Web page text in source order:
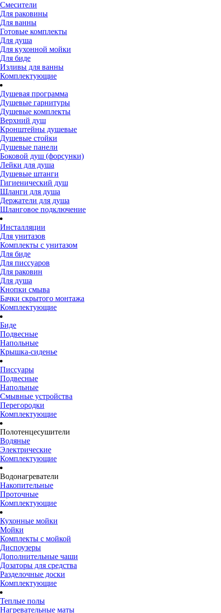
Смесители
Для раковины
Для ванны
Готовые комплекты
Для душа
Для кухонной мойки
Для биде
Изливы для ванны
Комплектующие
Душевая программа
Душевые гарнитуры
Душевые комплекты
Верхний душ
Кронштейны душевые
Душевые стойки
Душевые панели
Боковой душ (форсунки)
Лейки для душа
Душевые штанги
Гигиенический душ
Шланги для душа
Держатели для душа
Шланговое подключение
Инсталляции
Для унитазов
Комплекты с унитазом
Для биде
Для писсуаров
Для раковин
Для душа
Кнопки смыва
Бачки скрытого монтажа
Комплектующие
Биде
Подвесные
Напольные
Крышка-сиденье
Писсуары
Подвесные
Напольные
Смывные устройства
Перегородки
Комплектующие
Полотенцесушители
Водяные
Электрические
Комплектующие
Водонагреватели
Накопительные
Проточные
Комплектующие
Кухонные мойки
Мойки
Комплекты с мойкой
Диспоузеры
Дополнительные чаши
Дозаторы для средства
Разделочные доски
Комплектующие
Теплые полы
Нагревательные маты